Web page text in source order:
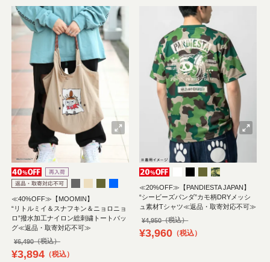
≪40%OFF≫【MOOMIN】
“リトルミイ＆スナフキン＆ニョロニョ
ロ”撥水加工ナイロン総刺繍トートバッ
グ≪返品・取寄対応不可≫
¥6,490
¥3,894 税込
≪20%OFF≫【PANDIESTA JAPAN】
“シービーズパンダ”カモ柄DRYメッシ
ュ素材Tシャツ≪返品・取寄対応不可≫
¥4,950
¥3,960 税込